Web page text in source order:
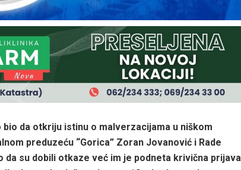
bio da otkriju istinu o malverzacijama u niškom
preduzeću “Gorica” Zoran Jovanović i Rade
da su dobili otkaze već im je podneta krivična prijava